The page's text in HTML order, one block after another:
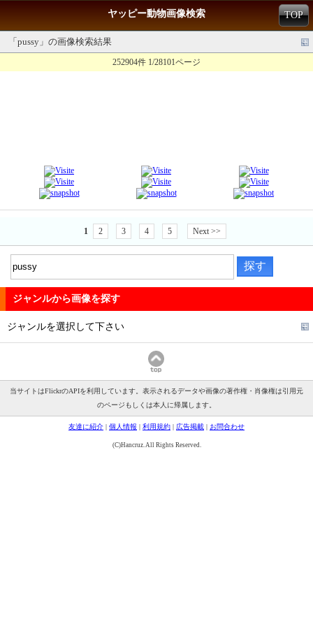
TOP
ヤッピー動物画像検索
「pussy」の画像検索結果
252904件 1/28101ページ
1 2 3 4 5 Next >>
ジャンルから画像を探す
ジャンルを選択して下さい
当サイトはFlickrのAPIを利用しています。表示されるデータや画像の著作権・肖像権は引用元
のページもしくは本人に帰属します。
友達に紹介 | 個人情報 | 利用規約 | 広告掲載 | お問合わせ
(C)Hancruz. All Rights Reserved.